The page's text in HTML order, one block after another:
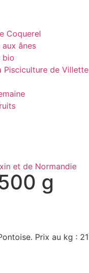
Coquerel
ânes
bio
Pisciculture de Villette
et de Normandie
g
Prix au kg : 21